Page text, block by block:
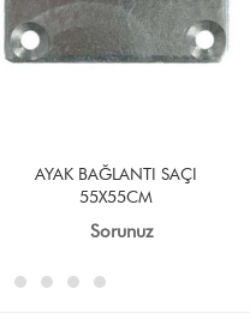
AYAK BAĞLANTI SAÇI
55X55CM
Sorunuz